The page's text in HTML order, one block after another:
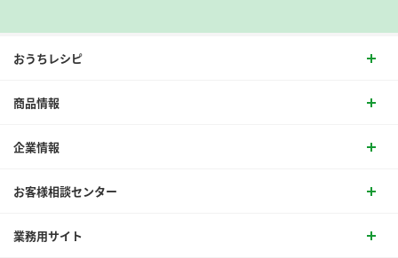
おうちレシピ
商品情報
企業情報
お客様相談センター
業務用サイト